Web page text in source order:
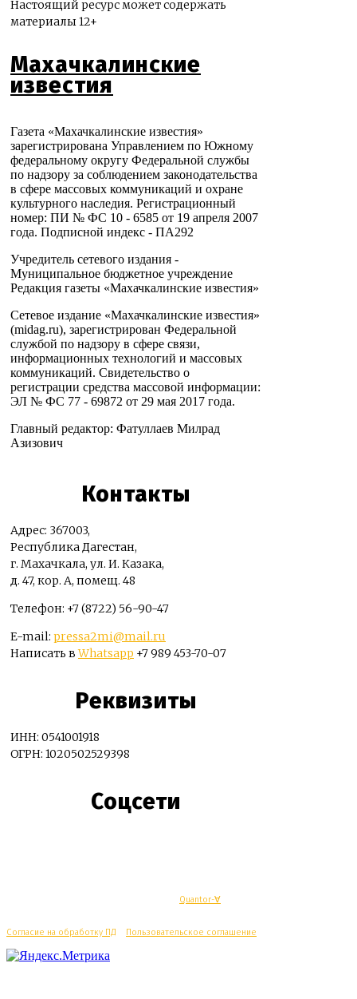
Настоящий ресурс может содержать
материалы 12+
Махачкалинские
известия
Газета «Махачкалинские известия»
зарегистрирована Управлением по Южному
федеральному округу Федеральной службы
по надзору за соблюдением законодательства
в сфере массовых коммуникаций и охране
культурного наследия. Регистрационный
номер: ПИ № ФС 10 - 6585 от 19 апреля 2007
года. Подписной индекс - ПА292
Учредитель сетевого издания -
Муниципальное бюджетное учреждение
Редакция газеты «Махачкалинские известия»
Сетевое издание «Махачкалинские известия»
(midag.ru), зарегистрирован Федеральной
службой по надзору в сфере связи,
информационных технологий и массовых
коммуникаций. Свидетельство о
регистрации средства массовой информации:
ЭЛ № ФС 77 - 69872 от 29 мая 2017 года.
Главный редактор: Фатуллаев Милрад
Азизович
Контакты
Адрес: 367003,
Республика Дагестан,
г. Махачкала, ул. И. Казака,
д. 47, кор. А, помещ. 48
Телефон: +7 (8722) 56-90-47
E-mail: pressa2mi@mail.ru
Написать вWhatsapp +7 989 453-70-07
Реквизиты
ИНН: 0541001918
ОГРН: 1020502529398
Соцсети
Quantor-∀
Согласие на обработку ПД Пользовательское соглашение